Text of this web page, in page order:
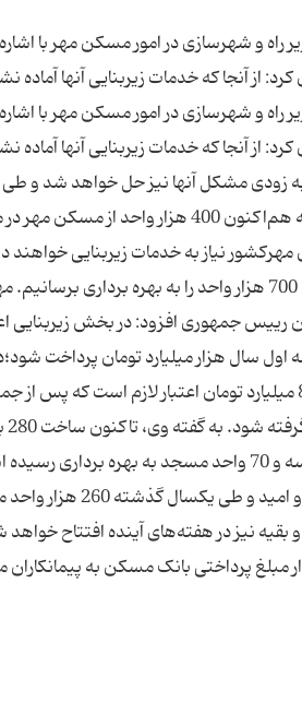
از آنجا که خدمات زیربنایی آنها آماده
زودی مشکل آنها نیز حل خواهد شد و طی
نیاز به خدمات زیربنایی
جاری همین 700 هزار واحد را به بهره
سال هزار میلیارد تومان پرداخت
4 هزار و 800 میلیارد تومان اعتبار لازم
90 باب مدرسه و 70 واحد مسجد به بهره